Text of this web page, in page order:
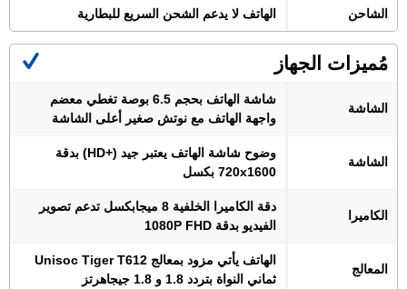
الشاحن الهاتف لا يدعم الشحن السريع للبطارية
مُميزات الجهاز
الشاشة
شاشة الهاتف بحجم 6.5 بوصة تغطي معضم
واجهة الهاتف مع نوتش صغير أعلى الشاشة
الشاشة
وضوح شاشة الهاتف يعتبر جيد (+HD) بدقة
720x1600 بكسل
الكاميرا
دقة الكاميرا الخلفية 8 ميجابكسل تدعم تصوير
الفيديو بدقة 1080P FHD
المعالج
الهاتف يأتي مزود بمعالج Unisoc Tiger T612
ثماني النواة بتردد 1.8 و 1.8 جيجاهرتز